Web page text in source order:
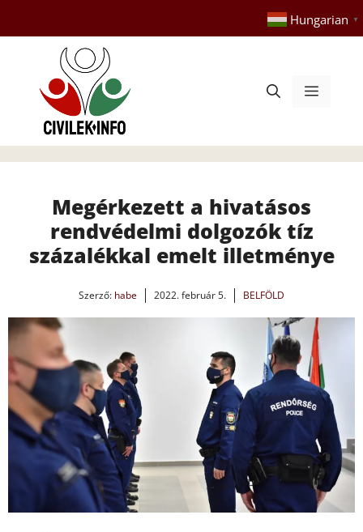
tartalomba
Hungarian ▼
Menü
Megérkezett a hivatásos
rendvédelmi dolgozók tíz
százalékkal emelt illetménye
Szerző: habe 2022. február 5. BELFÖLD